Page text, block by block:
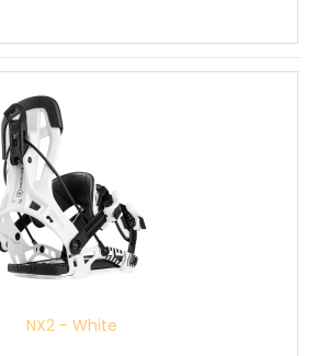
NX2 - White